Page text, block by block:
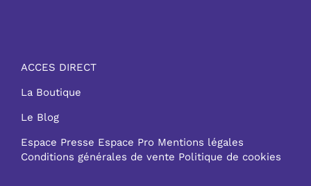
ACCES DIRECT
La Boutique
Le Blog
Espace Presse Espace Pro Mentions légales
Conditions générales de vente Politique de cookies